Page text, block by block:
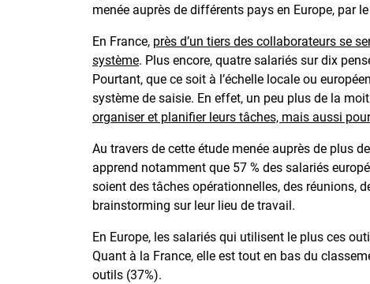
menée auprès de différents pays en Europe, par
En France, près d’un tiers des collaborateurs se
système. Plus encore, quatre salariés sur dix
Pourtant, que ce soit à l’échelle locale ou
système de saisie. En effet, un peu plus de la
organiser et planifier leurs tâches, mais aussi
Au travers de cette étude menée auprès de plus
apprend notamment que 57 % des salariés
soient des tâches opérationnelles, des réunions,
brainstorming sur leur lieu de travail.
En Europe, les salariés qui utilisent le plus ces
Quant à la France, elle est tout en bas du
outils (37%).